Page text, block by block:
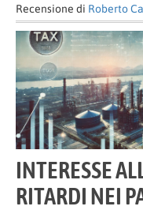
Recensione di Roberto
INTERESSE
RITARDI NEI